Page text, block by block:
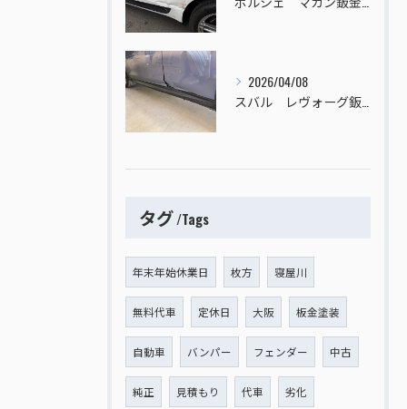
2026/04/08
タグ Tags
年末年始休業日 枚方 寝屋川
無料代車 定休日 大阪 板金塗装
自動車 バンパー フェンダー 中古
純正 見積もり 代車 劣化